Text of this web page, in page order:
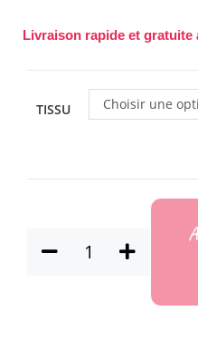
Livraison rapide et gratuite
TISSU Choisir une